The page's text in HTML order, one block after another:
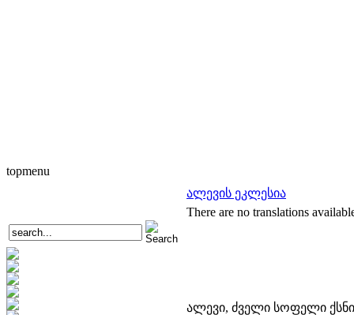
topmenu
ალევის ეკლესია
There are no translations
ალევი, ძველი სოფელი